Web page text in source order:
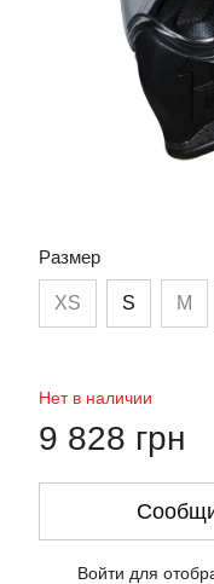
Размер
XS S M
Нет в наличии
9 828 грн
Войти для